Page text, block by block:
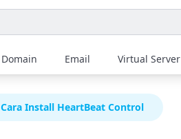
Domain Email Virtual Server
Cara Install HeartBeat Control